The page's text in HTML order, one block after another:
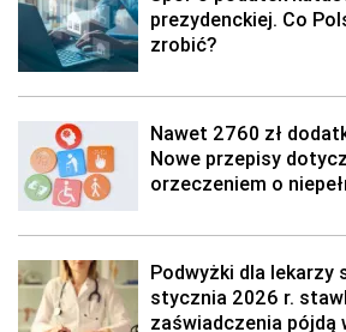
prezydenckiej. Co
zrobić?
Nawet 2760 zł
Nowe przepisy
orzeczeniem o
Podwyżki dla lekarzy
stycznia 2026 r.
zaświadczenia pójdą